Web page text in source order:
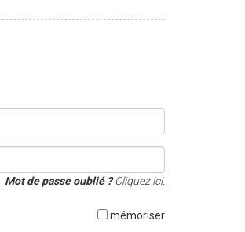
Mot de passe oublié ?Cliquez ici.
mémoriser